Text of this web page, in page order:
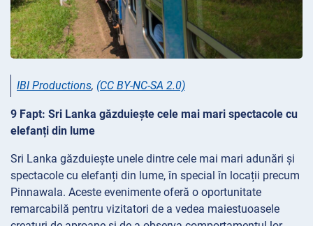
IBI Productions, (CC BY-NC-SA 2.0)
9 Fapt: Sri Lanka găzduiește cele mai mari spectacole cu
elefanți din lume
Sri Lanka găzduiește unele dintre cele mai mari adunări și
spectacole cu elefanți din lume, în special în locații precum
Pinnawala. Aceste evenimente oferă o oportunitate
remarcabilă pentru vizitatori de a vedea maiestuoasele